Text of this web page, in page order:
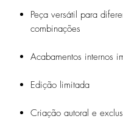
Peça versátil para
combinações
Acabamentos internos
Edição limitada
Criação autoral e